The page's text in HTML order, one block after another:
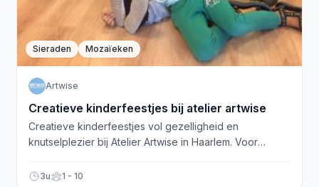
Sieraden Mozaïeken
Artwise
Creatieve kinderfeestjes bij atelier artwise
Creatieve kinderfeestjes vol gezelligheid en
knutselplezier bij Atelier Artwise in Haarlem. Voor
3u 1 - 10